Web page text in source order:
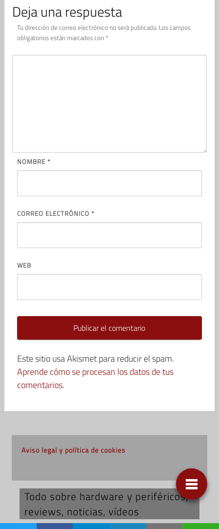
Deja una respuesta
Tu dirección de correo electrónico no será publicada. Los campos
obligatorios están marcados con *
NOMBRE *
CORREO ELECTRÓNICO *
WEB
Este sitio usa Akismet para reducir el spam.
Aprende cómo se procesan los datos de tus
comentarios.
Aviso legal y política de cookies
Todo sobre hardware y periféricos;
reviews, noticias, vídeos